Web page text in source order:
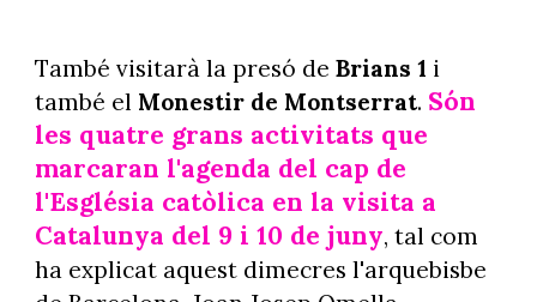
També visitarà la presó de Brians 1 i
també el Monestir de Montserrat. Són
les quatre grans activitats que
marcaran l'agenda del cap de
l'Església catòlica en la visita a
Catalunya del 9 i 10 de juny, tal com
ha explicat aquest dimecres l'arquebisbe